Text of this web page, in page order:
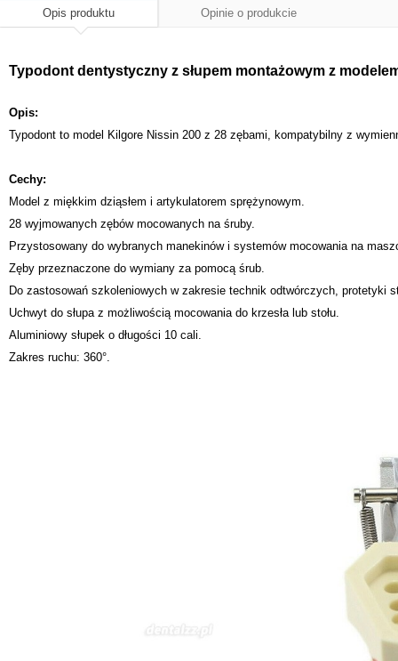
Opis produktu Opinie o produkcie
Typodont dentystyczny z słupem montażowym z
Opis:
Typodont to model Kilgore Nissin 200 z 28 zębami, kompatybilny z
Cechy:
Model z miękkim dziąsłem i artykulatorem sprężynowym.
28 wyjmowanych zębów mocowanych na śruby.
Przystosowany do wybranych manekinów i systemów mocowania na
Zęby przeznaczone do wymiany za pomocą śrub.
Do zastosowań szkoleniowych w zakresie technik odtwórczych, protetyki
Uchwyt do słupa z możliwością mocowania do krzesła lub stołu.
Aluminiowy słupek o długości 10 cali.
Zakres ruchu: 360°.